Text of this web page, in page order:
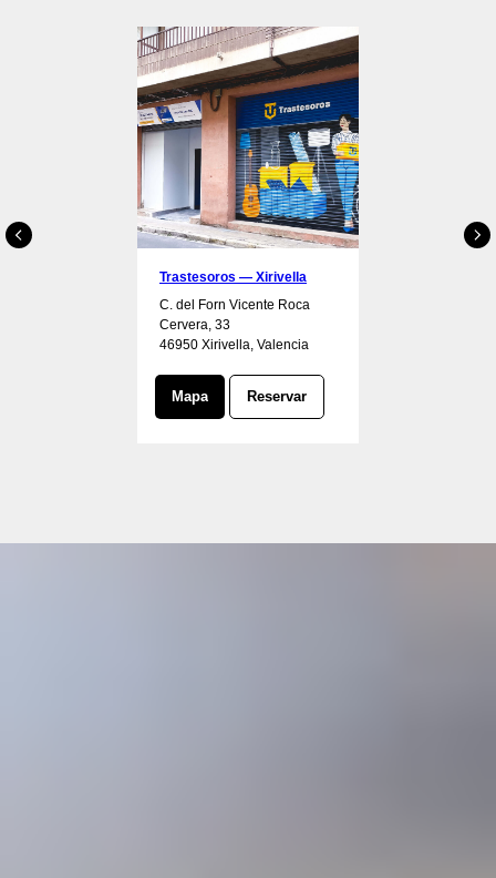
Trastesoros — Xirivella
C. del Forn Vicente Roca
Cervera, 33
46950 Xirivella, Valencia
Mapa Reservar